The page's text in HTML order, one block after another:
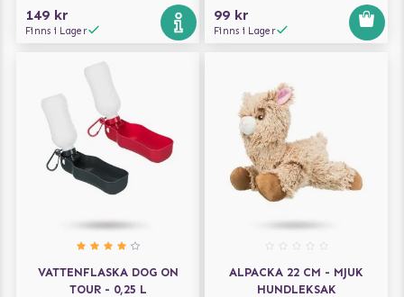
149 kr
Finns i Lager
99 kr
Finns i Lager
VATTENFLASKA DOG ON
TOUR - 0,25 L
ALPACKA 22 CM - MJUK
HUNDLEKSAK